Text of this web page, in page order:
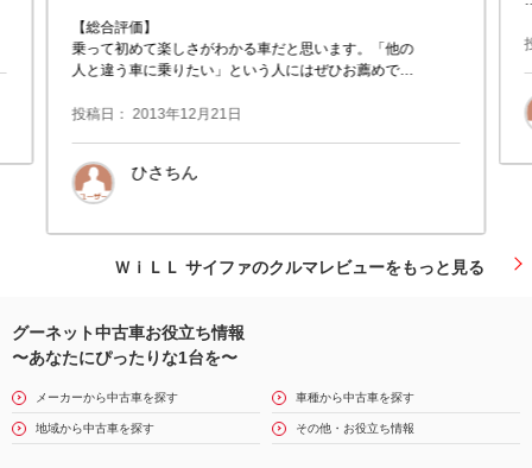
【総合評価】
乗って初めて楽しさがわかる車だと思います。「他の
人と違う車に乗りたい」という人にはぜひお薦めで
ど愛着が湧き、か
投稿日： 2013年12月21日
ひさちん
ＷｉＬＬ サイファのクルマレビューをもっと見る
グーネット中古車お役立ち情報
〜あなたにぴったりな1台を〜
メーカーから中古車を探す 車種から中古車を探す
地域から中古車を探す その他・お役立ち情報